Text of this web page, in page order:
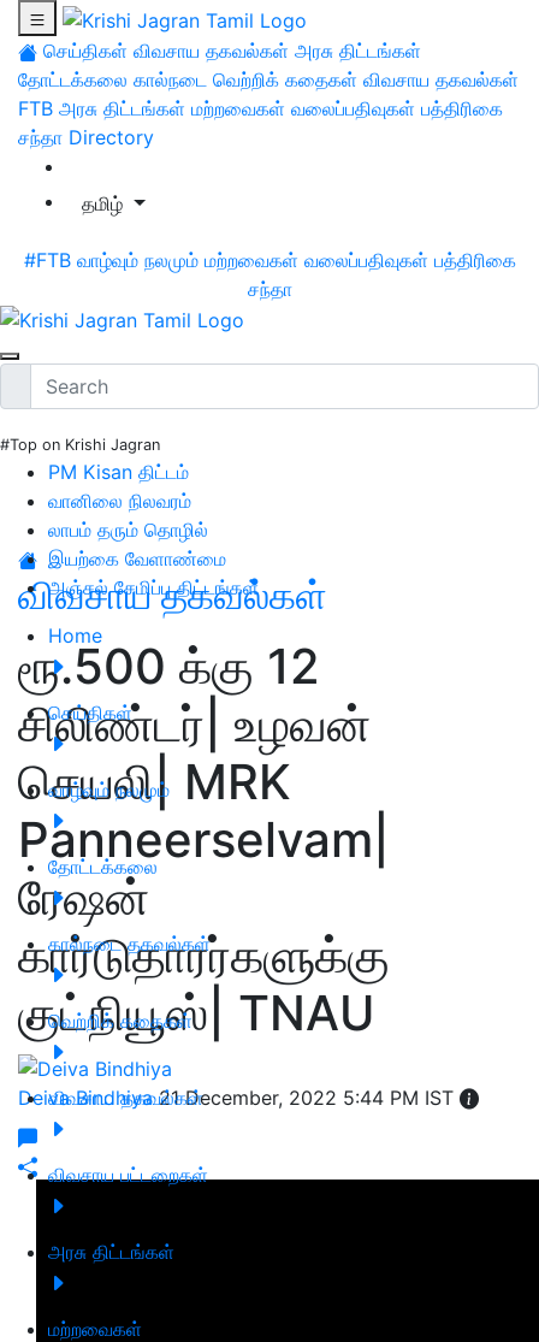
செய்திகள் விவசாய தகவல்கள் அரசு திட்டங்கள்
தோட்டக்கலை கால்நடை வெற்றிக் கதைகள் விவசாய தகவல்கள்
FTB அரசு திட்டங்கள் மற்றவைகள் வலைப்பதிவுகள் பத்திரிகை
சந்தா Directory
தமிழ்
#FTB வாழ்வும் நலமும் மற்றவைகள் வலைப்பதிவுகள் பத்திரிகை
சந்தா
#Top on Krishi Jagran
PM Kisan திட்டம்
வானிலை நிலவரம்
லாபம் தரும் தொழில்
இயற்கை வேளாண்மை
அஞ்சல் சேமிப்பு திட்டங்கள்
Home
செய்திகள்
வாழ்வும் நலமும்
தோட்டக்கலை
கால்நடை தகவல்கள்
வெற்றிக் கதைகள்
விவசாய தகவல்கள்
விவசாய பட்டறைகள்
அரசு திட்டங்கள்
மற்றவைகள்
விவசாய தகவல்கள்
ரூ.500 க்கு 12
சிலிண்டர்| உழவன்
செயலி| MRK
Panneerselvam|
ரேஷன்
கார்டுதாரர்களுக்கு
குட்நியூஸ்| TNAU
Deiva Bindhiya21 December, 2022 5:44 PM IST